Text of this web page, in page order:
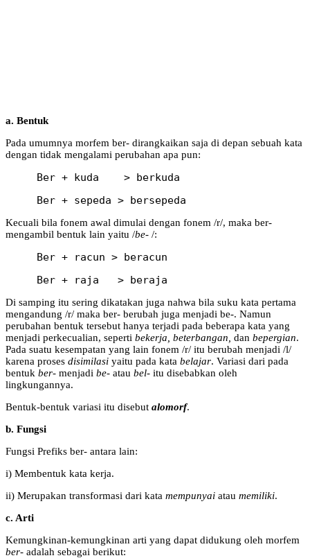
a. Bentuk
Pada umumnya morfem ber- dirangkaikan saja di depan sebuah kata
dengan tidak mengalami perubahan apa pun:
     Ber + kuda    > berkuda
     Ber + sepeda > bersepeda
Kecuali bila fonem awal dimulai dengan fonem /r/, maka ber-
mengambil bentuk lain yaitu /be- /:
     Ber + racun > beracun
     Ber + raja   > beraja
Di samping itu sering dikatakan juga nahwa bila suku kata pertama
mengandung /r/ maka ber- berubah juga menjadi be-. Namun
perubahan bentuk tersebut hanya terjadi pada beberapa kata yang
menjadi perkecualian, seperti bekerja, beterbangan, dan bepergian.
Pada suatu kesempatan yang lain fonem /r/ itu berubah menjadi /l/
karena proses disimilasi yaitu pada kata belajar. Variasi dari pada
bentuk ber- menjadi be- atau bel- itu disebabkan oleh
lingkungannya.
Bentuk-bentuk variasi itu disebut alomorf.
b. Fungsi
Fungsi Prefiks ber- antara lain:
i) Membentuk kata kerja.
ii) Merupakan transformasi dari kata mempunyai atau memiliki.
c. Arti
Kemungkinan-kemungkinan arti yang dapat didukung oleh morfem
ber- adalah sebagai berikut: